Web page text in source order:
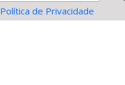
Política de Privacidade